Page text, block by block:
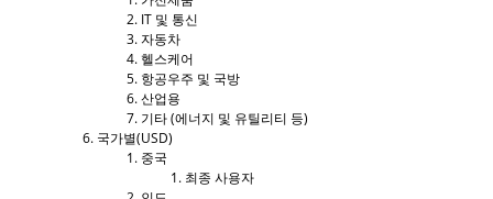
IT 및 통신
자동차
헬스케어
항공우주 및 국방
산업용
기타 (에너지 및 유틸리티 등)
국가별(USD)
중국
최종 사용자